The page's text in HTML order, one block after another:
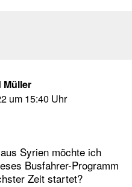
Müller
um 15:40 Uhr
Syrien möchte ich
Busfahrer-Programm
Zeit startet?